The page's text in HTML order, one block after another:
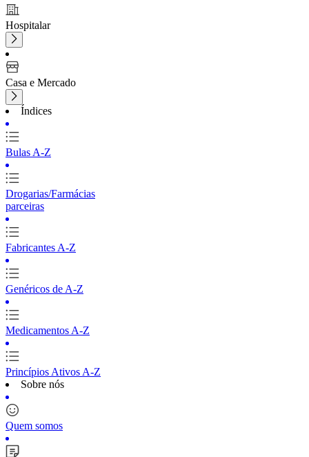
Hospitalar
Casa e Mercado
Índices
Bulas A-Z
Drogarias/Farmácias
parceiras
Fabricantes A-Z
Genéricos de A-Z
Medicamentos A-Z
Princípios Ativos A-Z
Sobre nós
Quem somos